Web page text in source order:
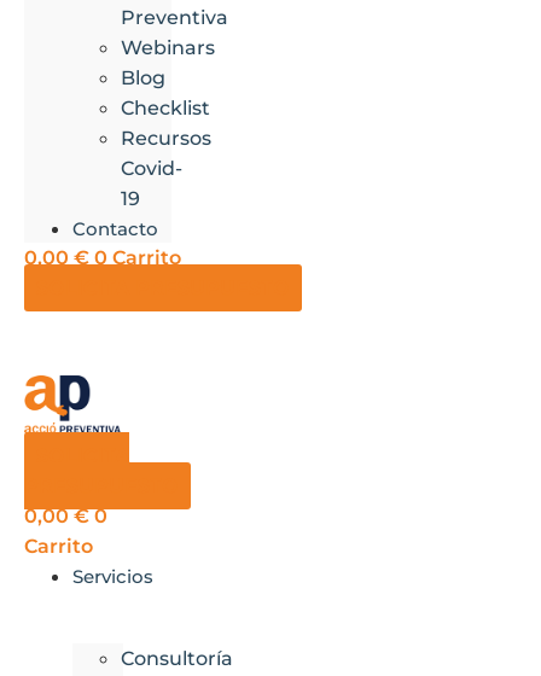
Preventiva
Webinars
Blog
Checklist
Recursos
Covid-
19
Contacto
0,00 € 0 Carrito
0,00€ 0
Carrito
Servicios
Consultoría